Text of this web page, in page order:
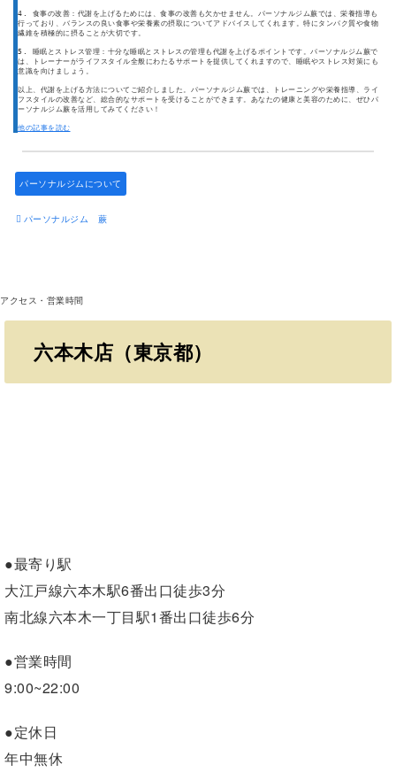
4. 食事の改善：代謝を上げるためには、食事の改善も欠かせません。パーソナルジム蕨では、栄養指導も
行っており、バランスの良い食事や栄養素の摂取についてアドバイスしてくれます。特にタンパク質や食物
繊維を積極的に摂ることが大切です。
5. 睡眠とストレス管理：十分な睡眠とストレスの管理も代謝を上げるポイントです。パーソナルジム蕨で
は、トレーナーがライフスタイル全般にわたるサポートを提供してくれますので、睡眠やストレス対策にも
意識を向けましょう。
以上、代謝を上げる方法についてご紹介しました。パーソナルジム蕨では、トレーニングや栄養指導、ライ
フスタイルの改善など、総合的なサポートを受けることができます。あなたの健康と美容のために、ぜひパ
ーソナルジム蕨を活用してみてください！
他の記事を読む
パーソナルジムについて
パーソナルジム 蕨
アクセス・営業時間
六本木店（東京都）
●最寄り駅
大江戸線六本木駅6番出口徒歩3分
南北線六本木一丁目駅1番出口徒歩6分
●営業時間
9:00~22:00
●定休日
年中無休